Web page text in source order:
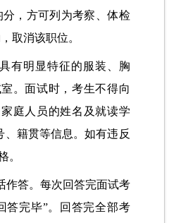
，方可列为考察、体检
取消该职位。
有明显特征的服装、胸
。面试时，考生不得向
庭人员的姓名及就读学
、籍贯等信息。如有违反
。
作答。每次回答完面试考
答完毕”。回答完全部考